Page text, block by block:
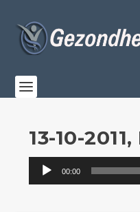
13-10-
Audiospeler
00:00